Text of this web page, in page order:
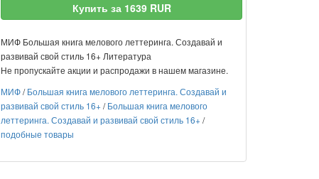
Купить за 1639 RUR
МИФ Большая книга мелового леттеринга. Создавай и
развивай свой стиль 16+ Литература
Не пропускайте акции и распродажи в нашем магазине.
МИФ/Большая книга мелового леттеринга. Создавай и
развивай свой стиль 16+ /Большая книга мелового
леттеринга. Создавай и развивай свой стиль 16+ /
подобные товары